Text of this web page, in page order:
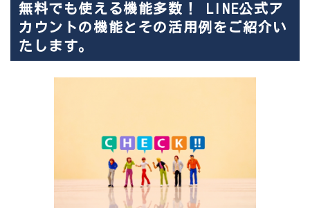
無料でも使える機能多数！ LINE公式ア
カウントの機能とその活用例をご紹介い
たします。